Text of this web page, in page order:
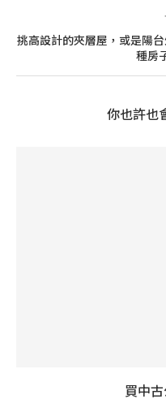
挑高設計的夾層屋，或是陽
種房
你也許也
買中